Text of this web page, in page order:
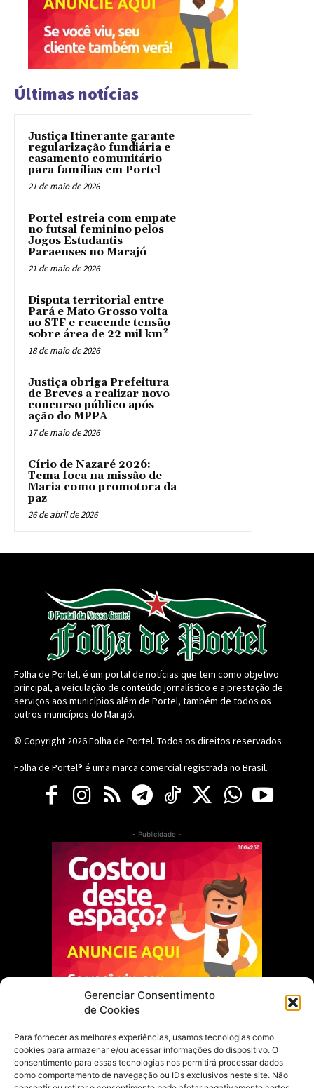
Gerenciar Consentimento
de Cookies
Para fornecer as melhores experiências, usamos tecnologias como
cookies para armazenar e/ou acessar informações do dispositivo. O
consentimento para essas tecnologias nos permitirá processar dados
como comportamento de navegação ou IDs exclusivos neste site. Não
Últimas notícias
Justiça Itinerante garante
regularização fundiária e
casamento comunitário
para famílias em Portel
21 de maio de 2026
Portel estreia com empate
no futsal feminino pelos
Jogos Estudantis
Paraenses no Marajó
21 de maio de 2026
Disputa territorial entre
Pará e Mato Grosso volta
ao STF e reacende tensão
sobre área de 22 mil km²
18 de maio de 2026
Justiça obriga Prefeitura
de Breves a realizar novo
concurso público após
ação do MPPA
17 de maio de 2026
Círio de Nazaré 2026:
Tema foca na missão de
Maria como promotora da
paz
26 de abril de 2026
Folha de Portel, é um portal de notícias que tem como objetivo
principal, a veiculação de conteúdo jornalístico e a prestação de
serviços aos municípios além de Portel, também de todos os
outros municípios do Marajó.
© Copyright 2026Folha de Portel. Todos os direitos reservados
Folha de Portel® é uma marca comercial registrada no Brasil.
- Publicidade -
Escolha do Editor
Justiça Itinerante garante regularização